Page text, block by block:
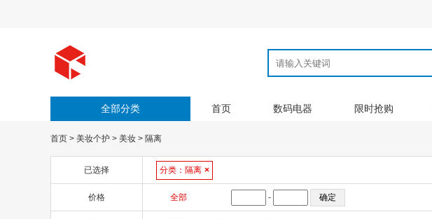
全部分类 首页 数码电器 限时抢购
首页 > 美妆个护 > 美妆 > 隔离
已选择 分类： 隔离 ×
价格 全部 -